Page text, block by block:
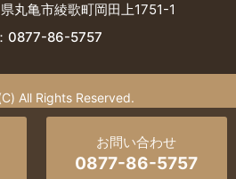
お問い合わせ
0877-86-5757
丸亀市綾歌町岡田上1751-1
0877-86-5757
All Rights Reserved.